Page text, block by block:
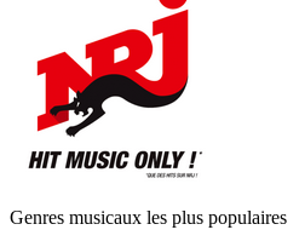
Genres musicaux les plus populaires